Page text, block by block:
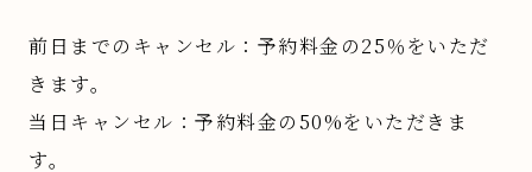
前日までのキャンセル：予約料金の25％をいただ
きます。
当日キャンセル：予約料金の50%をいただきま
す。